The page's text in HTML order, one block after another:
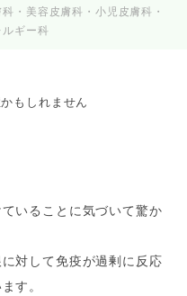
・美容皮膚科・小児皮膚科・
ルギー科
もしれません
いることに気づいて驚か
対して免疫が過剰に反応
す。